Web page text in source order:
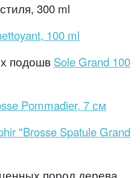
300 ml
100 ml
подошв Sole Grand 100
Pommadier, 7 см
"Brosse Spatule Grand